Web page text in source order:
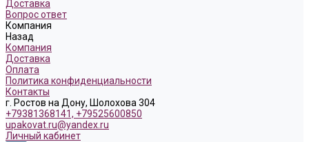
Доставка
Вопрос ответ
Компания
Назад
Компания
Доставка
Оплата
Политика конфиденциальности
Контакты
г. Ростов на Дону, Шолохова 304
+79381368141, +79525600850
upakovat.ru@yandex.ru
Личный кабинет